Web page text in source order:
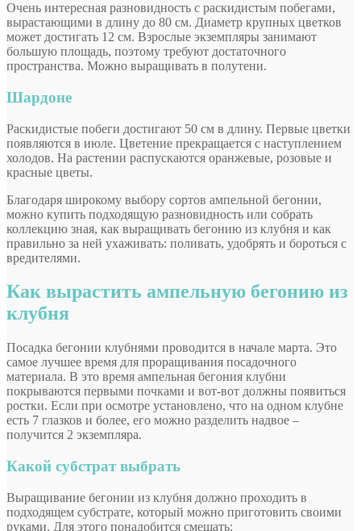
Очень интересная разновидность с раскидистым побегами,
вырастающими в длину до 80 см. Диаметр крупных цветков
может достигать 12 см. Взрослые экземпляры занимают
большую площадь, поэтому требуют достаточного
пространства. Можно выращивать в полутени.
Шардоне
Раскидистые побеги достигают 50 см в длину. Первые цветки
появляются в июле. Цветение прекращается с наступлением
холодов. На растении распускаются оранжевые, розовые и
красные цветы.
Благодаря широкому выбору сортов ампельной бегонии,
можно купить подходящую разновидность или собрать
коллекцию зная, как выращивать бегонию из клубня и как
правильно за ней ухаживать: поливать, удобрять и бороться с
вредителями.
Как вырастить ампельную бегонию из
клубня
Посадка бегонии клубнями проводится в начале марта. Это
самое лучшее время для проращивания посадочного
материала. В это время ампельная бегония клубни
покрываются первыми почками и вот-вот должны появиться
ростки. Если при осмотре установлено, что на одном клубне
есть 7 глазков и более, его можно разделить надвое –
получится 2 экземпляра.
Какой субстрат выбрать
Выращивание бегонии из клубня должно проходить в
подходящем субстрате, который можно приготовить своими
руками. Для этого понадобится смешать: